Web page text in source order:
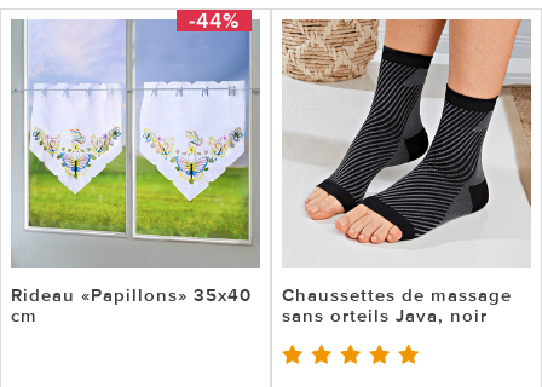
-44%
Rideau «Papillons» 35x40
cm
Chaussettes de massage
sans orteils Java, noir